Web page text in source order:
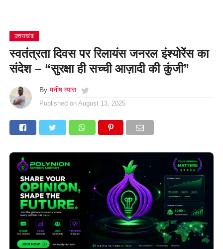
उत्तराखंड
स्वतंत्रता दिवस पर रिलायंस जनरल इंश्योरेंस का
संदेश – “सुरक्षा ही सच्ची आज़ादी की कुंजी”
By मनीष व्यास
Published on August 13, 2025